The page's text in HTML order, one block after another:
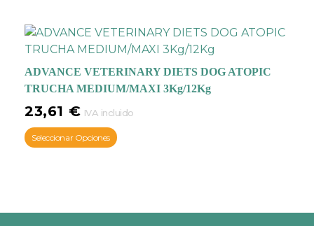
ADVANCE VETERINARY DIETS DOG ATOPIC
TRUCHA MEDIUM/MAXI 3Kg/12Kg
23,61 € IVA incluido
Seleccionar Opciones